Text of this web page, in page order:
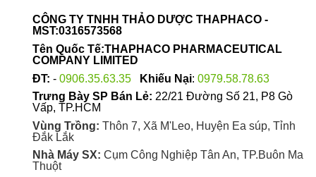
CÔNG TY TNHH THẢO DƯỢC THAPHACO -
MST:0316573568
Tên Quốc Tế:THAPHACO PHARMACEUTICAL
COMPANY LIMITED
ĐT: - 0906.35.63.35 Khiếu Nại: 0979.58.78.63
Trưng Bày SP Bán Lẻ: 22/21 Đường Số 21, P8 Gò
Vấp, TP.HCM
Vùng Trồng: Thôn 7, Xã M'Leo, Huyện Ea súp, Tỉnh
Đắk Lắk
Nhà Máy SX: Cụm Công Nghiệp Tân An, TP.Buôn Ma
Thuột